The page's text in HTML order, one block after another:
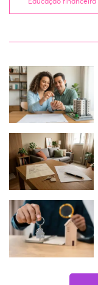
Educação financeira